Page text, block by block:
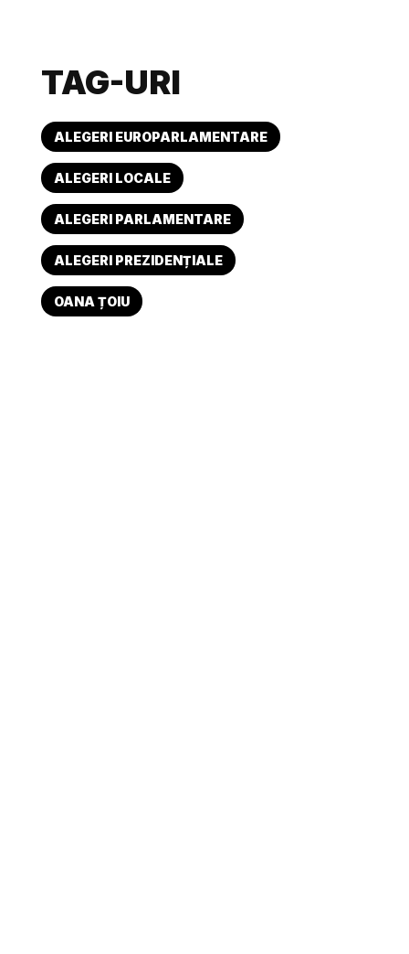
TAG-URI
ALEGERI EUROPARLAMENTARE
ALEGERI LOCALE
ALEGERI PARLAMENTARE
ALEGERI PREZIDENȚIALE
OANA ȚOIU